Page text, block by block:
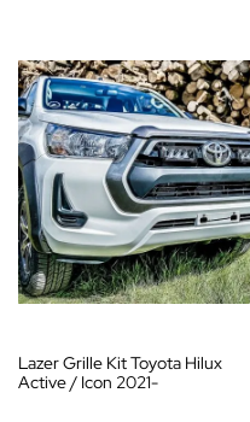
Lazer Grille Kit Toyota Hilux
Active / Icon 2021-